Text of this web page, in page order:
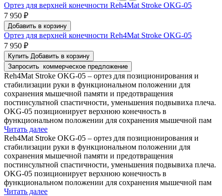
Ортез для верхней конечности Reh4Mat Stroke OKG-05
7 950 ₽
Добавить в корзину
Ортез для верхней конечности Reh4Mat Stroke OKG-05
7 950 ₽
Купить Добавить в корзину
Запросить коммерческое предложение
Reh4Mat Stroke OKG-05 – ортез для позиционирования и
стабилизации руки в функциональном положении для
сохранения мышечной памяти и предотвращения
постинсультной спастичности, уменьшения подвывиха плеча.
OKG-05 позиционирует верхнюю конечность в
функциональном положении для сохранения мышечной пам
Читать далее
Reh4Mat Stroke OKG-05 – ортез для позиционирования и
стабилизации руки в функциональном положении для
сохранения мышечной памяти и предотвращения
постинсультной спастичности, уменьшения подвывиха плеча.
OKG-05 позиционирует верхнюю конечность в
функциональном положении для сохранения мышечной пам
Читать далее